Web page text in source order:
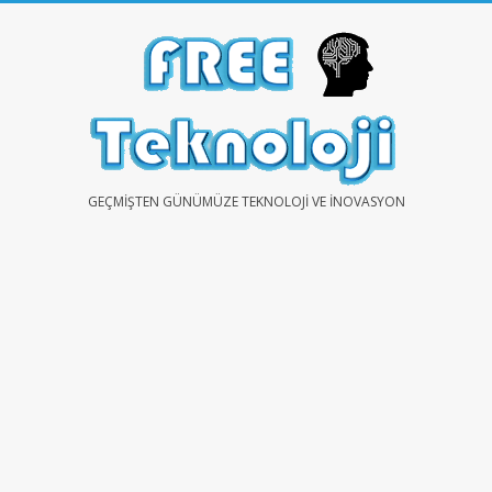
FREEGEÇMIŞTEN GÜNÜMÜZE TEKNOLOJI VE İNOVASYON